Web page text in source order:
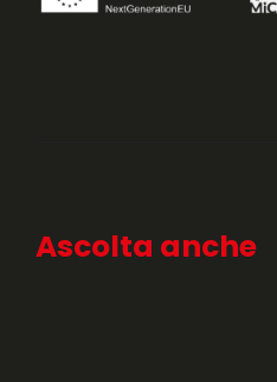
Ascolta anche